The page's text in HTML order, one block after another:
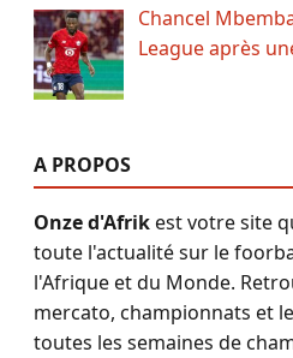
Chancel
League après
A PROPOS
Onze d'Afrikest votre site
toute l'actualité sur le
l'Afrique et du Monde.
mercato, championnats et
toutes les semaines de